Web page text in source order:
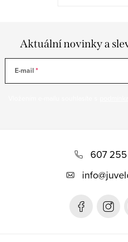
Aktuální novinky a
E-mail
607
info@